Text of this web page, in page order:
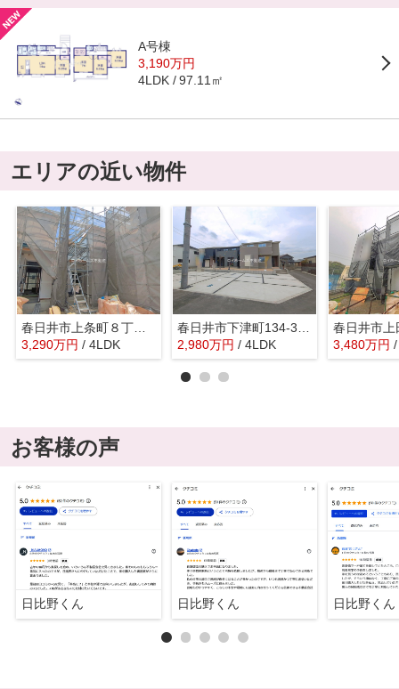
A号棟
3,190万円
4LDK 97.11㎡
エリアの近い物件
春日井市上条町８丁目108『仲介料無料』新築戸建て
3,290万円 / 4LDK
2,980万円 / 4LDK 3,480万円
お客様の声
日比野くん 日比野くん 日比野くん